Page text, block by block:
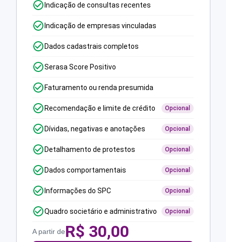
Indicação de consultas recentes
Indicação de empresas vinculadas
Dados cadastrais completos
Serasa Score Positivo
Faturamento ou renda presumida
Recomendação e limite de crédito Opcional
Dívidas, negativas e anotações Opcional
Detalhamento de protestos Opcional
Dados comportamentais Opcional
Informações do SPC Opcional
Quadro societário e administrativo Opcional
A partir deR$ 30,00